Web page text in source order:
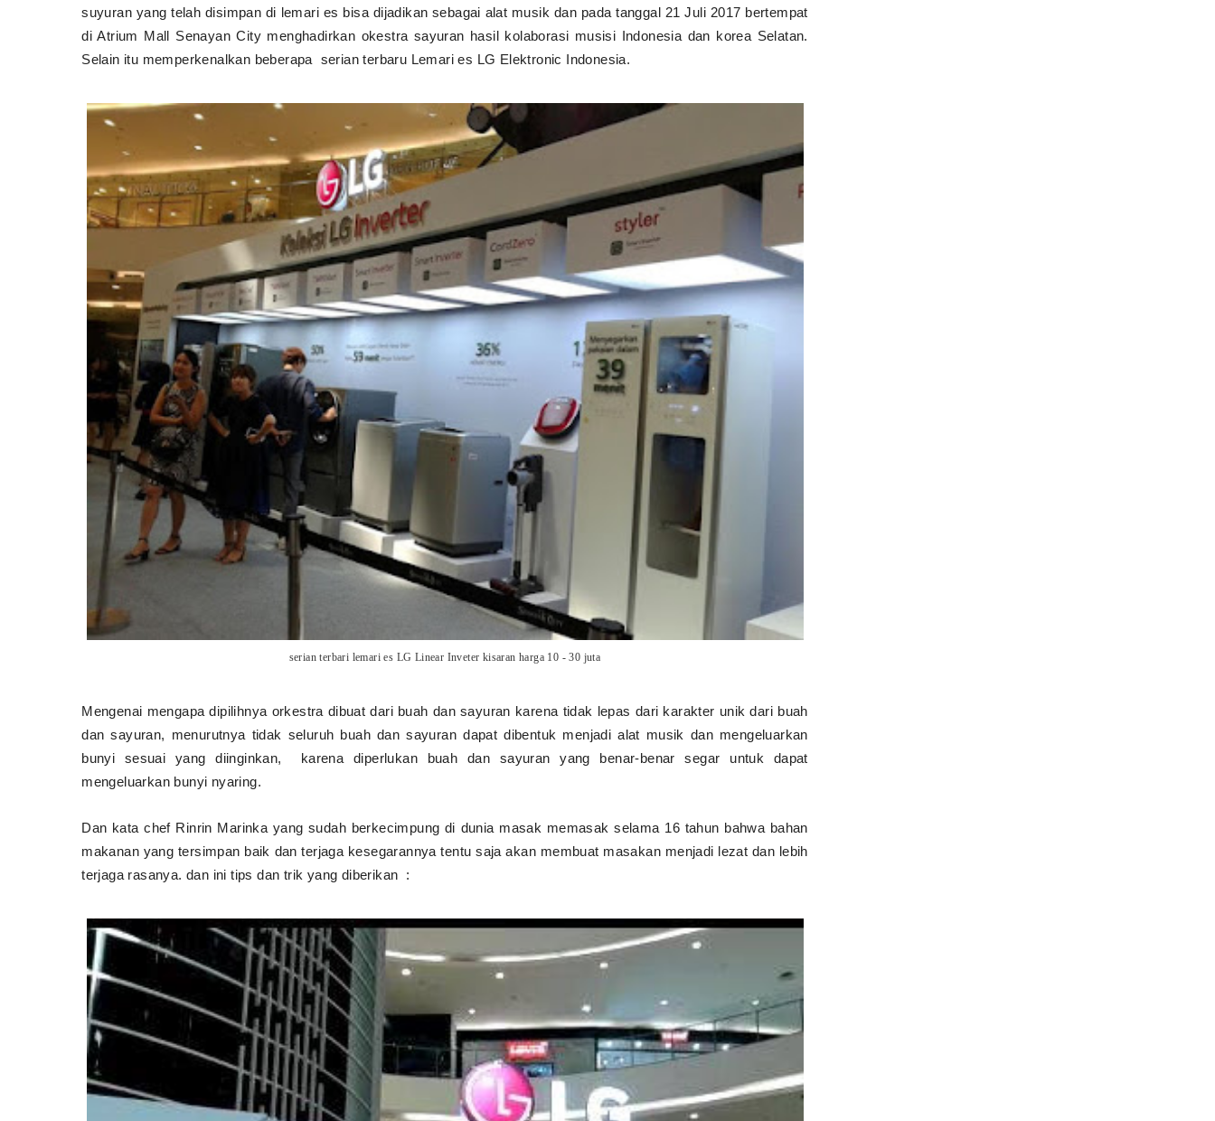
suyuran yang telah disimpan di lemari es bisa dijadikan sebagai alat musik dan pada tanggal 21 Juli 2017 bertempat
di Atrium Mall Senayan City menghadirkan okestra sayuran hasil kolaborasi musisi Indonesia dan korea Selatan.
Selain itu memperkenalkan beberapa serian terbaru Lemari es LG Elektronic Indonesia.
serian terbari lemari es LG Linear Inveter kisaran harga 10 - 30 juta
Mengenai mengapa dipilihnya orkestra dibuat dari buah dan sayuran karena tidak lepas dari karakter unik dari buah
dan sayuran, menurutnya tidak seluruh buah dan sayuran dapat dibentuk menjadi alat musik dan mengeluarkan
bunyi sesuai yang diinginkan,
karena diperlukan buah dan sayuran yang benar-benar segar untuk dapat
mengeluarkan bunyi nyaring.
Dan kata chef Rinrin Marinka yang sudah berkecimpung di dunia masak memasak selama 16 tahun bahwa bahan
makanan yang tersimpan baik dan terjaga kesegarannya tentu saja akan membuat masakan menjadi lezat dan lebih
terjaga rasanya. dan ini tips dan trik yang diberikan :